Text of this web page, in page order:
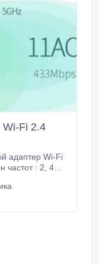
Wi-Fi 2.4
адаптер Wi-Fi
частот : 2, 4